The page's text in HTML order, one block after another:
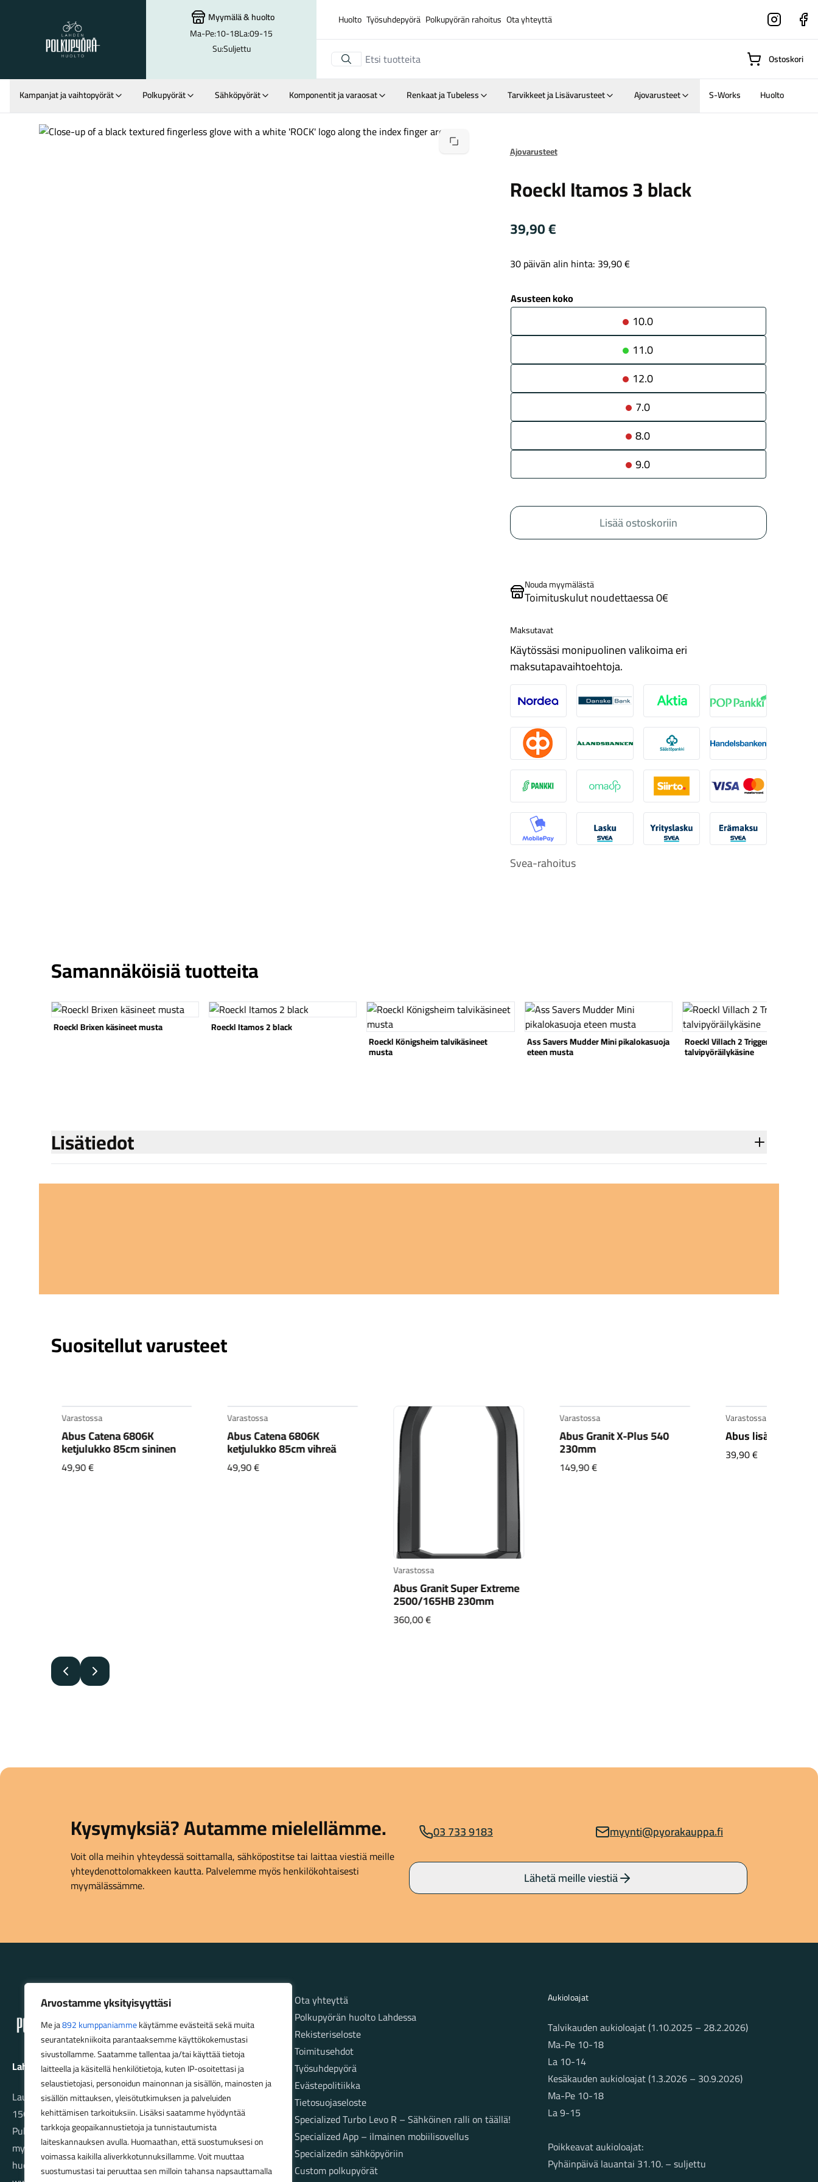
Arvostamme yksityisyyttäsi
Me ja892 kumppaniammekäytämme evästeitä sekä muita
seurantatekniikoita parantaaksemme käyttökokemustasi
sivustollamme. Saatamme tallentaa ja/tai käyttää tietoja
laitteella ja käsitellä henkilötietoja, kuten IP-osoitettasi ja
selaustietojasi, personoidun mainonnan ja sisällön, mainosten ja
sisällön mittauksen, yleisötutkimuksen ja palveluiden
kehittämisen tarkoituksiin. Lisäksi saatamme hyödyntää
tarkkoja geopaikannustietoja ja tunnistautumista
laiteskannauksen avulla. Huomaathan, että suostumuksesi on
voimassa kaikilla aliverkkotunnuksillamme. Voit muuttaa
suostumustasi tai peruuttaa sen milloin tahansa napsauttamalla
Lahden Polkupyörähuolto - etusivulle
Myymälä&huolto
Ma-Pe:10-18La:09-15
Su:Suljettu
Huolto Työsuhdepyörä Polkupyörän rahoitus Ota yhteyttä Instagram
Hakutulokset Suositut osastot
Gravel-
KaupunkisähköpyörätTarvikkeet
Renkaat Komponentit
Katso koko valikoima
Ostoskori
Kampanjat ja vaihtopyörät Polkupyörät Sähköpyörät Komponentit ja varaosat Renkaat ja Tubeless Tarvikkeet ja Lisävarusteet Ajovarusteet S-Works Huolto
Suurenna kuva Ajovarusteet
Roeckl Itamos 3 black
39,90€
30 päivän alin hinta: 39,90€
Asusteen koko
10.0
11.0
12.0
7.0
8.0
9.0
Lisää ostoskoriin
Nouda myymälästä
Toimituskulut noudettaessa 0€
Maksutavat
Käytössäsi monipuolinen valikoima eri
maksutapavaihtoehtoja.
Nordea Danske Aktia Pop-pankki
Osuuspankki Ålandsbanken Säästöpankki Handelsbanken
S-Pankki Omasp Siirto Visa & Mastercard
MobilePay Svea Lasku Svea yrityslaskuSvea erämaksu
Svea-rahoitus
Samannäköisiä tuotteita
Katso tuote
Roeckl Brixen käsineet musta
Katso tuote
Roeckl Itamos 2 black
Katso tuote
Roeckl Königsheim talvikäsineet
musta
Katso tuote
Ass Savers Mudder Mini pikalokasuoja
eteen musta
Katso tuote
Roeckl Villach 2 Trigger
talvipyöräilykäsine
Lisätiedot
Suositellut varusteet
Varastossa
Abus Catena 6806K
ketjulukko 85cm sininen
49,90€
Varastossa
Abus Catena 6806K
ketjulukko 85cm vihreä
49,90€
Varastossa
Abus Granit Super Extreme
2500/165HB 230mm
360,00€
Varastossa
Abus Granit X-Plus 540
230mm
149,90€
Varastossa
Abus lisäketju
39,90€
EdellinenSeuraava
Kysymyksiä? Autamme mielellämme.
Voit olla meihin yhteydessä soittamalla, sähköpostitse tai laittaa viestiä meille
yhteydenottolomakkeen kautta. Palvelemme myös henkilökohtaisesti
myymälässämme.
03 733 9183 myynti@pyorakauppa.fi
Lähetä meille viestiä
Lahden Polkupyörähuolto - etusivulle
Lahden Polkupyörähuolto Oy
Launeenkatu 80
15610 LAHTI
Puh. 03 733 9183
myynti@pyorakauppa.fi
huolto@pyorakauppa.fi
SivutOta yhteyttä
Polkupyörän huolto Lahdessa
Rekisteriseloste
Toimitusehdot
Työsuhdepyörä
Evästepolitiikka
Tietosuojaseloste
Specialized Turbo Levo R – Sähköinen ralli on täällä!
Specialized App – ilmainen mobiilisovellus
Specializedin sähköpyöriin
Custom polkupyörät
Aukioloajat
Talvikauden aukioloajat (1.10.2025 – 28.2.2026)
Ma-Pe 10-18
La 10-14
Kesäkauden aukioloajat (1.3.2026 – 30.9.2026)
Ma-Pe 10-18
La 9-15
Poikkeavat aukioloajat:
Pyhäinpäivä lauantai 31.10. – suljettu